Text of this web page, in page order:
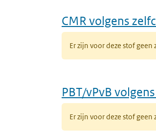
CMR volgens
Er zijn voor deze stof geen
PBT/vPvB
Er zijn voor deze stof geen